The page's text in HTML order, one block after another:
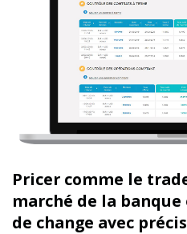
Pricer comme le
marché de la
de change avec